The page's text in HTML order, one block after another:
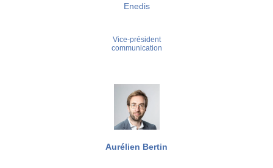
Enedis
Vice-président
communication
Aurélien Bertin